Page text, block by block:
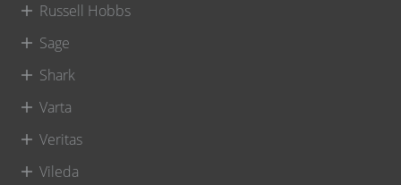
Russell Hobbs
Sage
Shark
Varta
Veritas
Vileda